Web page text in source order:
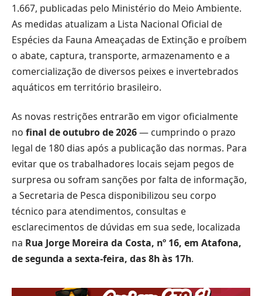
1.667, publicadas pelo Ministério do Meio Ambiente.
As medidas atualizam a Lista Nacional Oficial de
Espécies da Fauna Ameaçadas de Extinção e proíbem
o abate, captura, transporte, armazenamento e a
comercialização de diversos peixes e invertebrados
aquáticos em território brasileiro.
As novas restrições entrarão em vigor oficialmente
no final de outubro de 2026— cumprindo o prazo
legal de 180 dias após a publicação das normas. Para
evitar que os trabalhadores locais sejam pegos de
surpresa ou sofram sanções por falta de informação,
a Secretaria de Pesca disponibilizou seu corpo
técnico para atendimentos, consultas e
esclarecimentos de dúvidas em sua sede, localizada
na Rua Jorge Moreira da Costa, nº 16, em Atafona,
de segunda a sexta-feira, das 8h às 17h.